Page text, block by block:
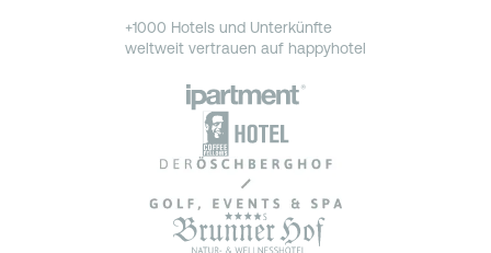
+1000 Hotels und Unterkünfte
weltweit vertrauen auf happyhotel